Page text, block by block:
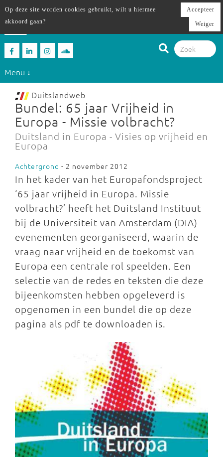
Menu ↓
Duitslandweb
Bundel: 65 jaar Vrijheid in
Europa - Missie volbracht?
Duitsland in Europa - Visies op vrijheid en
Europa
Achtergrond - 2 november 2012
In het kader van het Europafondsproject
‘65 jaar vrijheid in Europa. Missie
volbracht?’ heeft het Duitsland Instituut
bij de Universiteit van Amsterdam (DIA)
evenementen georganiseerd, waarin de
vraag naar vrijheid en de toekomst van
Europa een centrale rol speelden. Een
selectie van de redes en teksten die deze
bijeenkomsten hebben opgeleverd is
opgenomen in een bundel die op deze
pagina als pdf te downloaden is.
Op deze site worden cookies gebruikt, wilt u hiermee
akkoord gaan?
Accepteer
Weiger